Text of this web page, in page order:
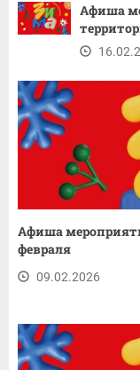
Афиша
Афиша
февраля
09.02.2026